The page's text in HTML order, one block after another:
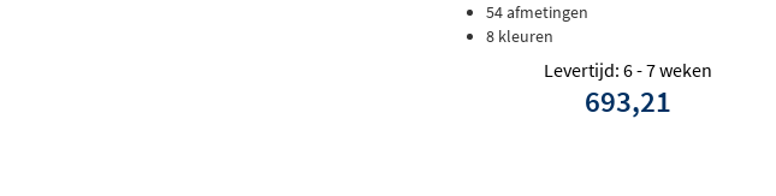
54 afmetingen
8 kleuren
Levertijd: 6 - 7 weken
693,21